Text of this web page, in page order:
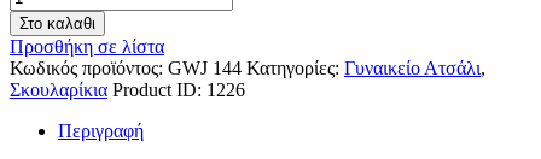
Στο καλαθι
Προσθήκη σε λίστα
Κωδικός προϊόντος: GWJ 144 Κατηγορίες: Γυναικείο Ατσάλι,
Σκουλαρίκια Product ID: 1226
Περιγραφή